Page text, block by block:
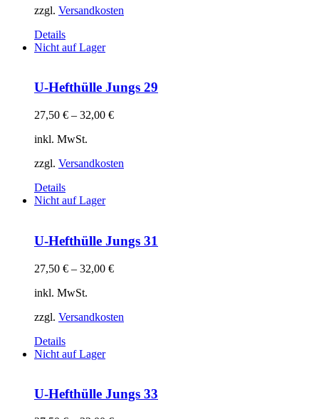
zzgl. Versandkosten
Details
Nicht auf Lager
U-Hefthülle Jungs 29
27,50 € – 32,00 €
inkl. MwSt.
zzgl. Versandkosten
Details
Nicht auf Lager
U-Hefthülle Jungs 31
27,50 € – 32,00 €
inkl. MwSt.
zzgl. Versandkosten
Details
Nicht auf Lager
U-Hefthülle Jungs 33